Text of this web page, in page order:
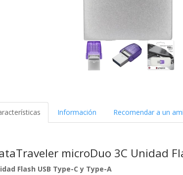
Información Recomendar a un
microDuo 3C Unidad
Flash USB Type-C y Type-A